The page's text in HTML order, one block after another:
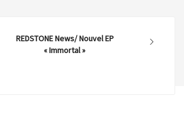
REDSTONE News/ Nouvel EP
« Immortal »